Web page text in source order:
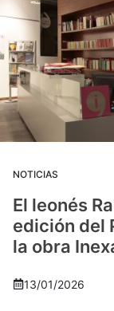
NOTICIAS
El leonés
edición del
la obra
13/01/2026